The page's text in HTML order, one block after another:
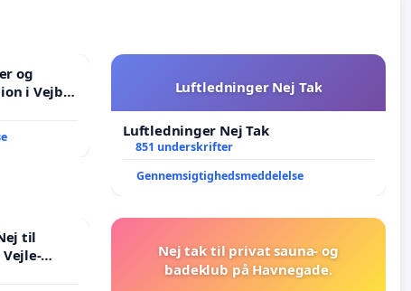
og
i Vejby
i
Luftledninger Nej Tak
Luftledninger Nej Tak
851 underskrifter
Gennemsigtighedsmeddelelse
til
Nej tak til privat sauna- og
badeklub på Havnegade.